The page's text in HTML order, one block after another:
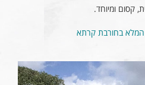
קסום ומיוחד.
המלא בחורבת קרתא